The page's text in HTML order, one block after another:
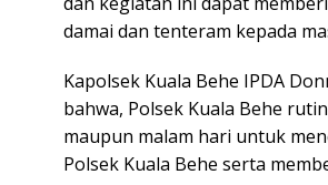
damai dan tenteram kepada
Kapolsek Kuala Behe IPDA
bahwa, Polsek Kuala Behe
maupun malam hari untuk
Polsek Kuala Behe serta